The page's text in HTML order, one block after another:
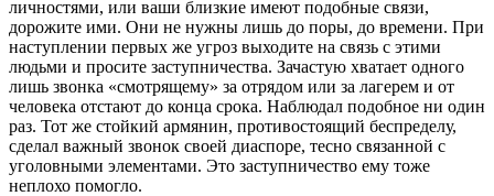
личностями, или ваши близкие имеют подобные связи,
дорожите ими. Они не нужны лишь до поры, до времени. При
наступлении первых же угроз выходите на связь с этими
людьми и просите заступничества. Зачастую хватает одного
лишь звонка «смотрящему» за отрядом или за лагерем и от
человека отстают до конца срока. Наблюдал подобное ни один
раз. Тот же стойкий армянин, противостоящий беспределу,
сделал важный звонок своей диаспоре, тесно связанной с
уголовными элементами. Это заступничество ему тоже
неплохо помогло.